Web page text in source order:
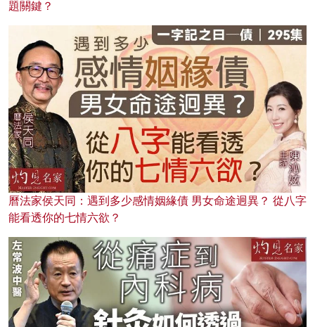
題關鍵？
曆法家侯天同：遇到多少感情姻緣債 男女命途迥異？ 從八字
能看透你的七情六欲？